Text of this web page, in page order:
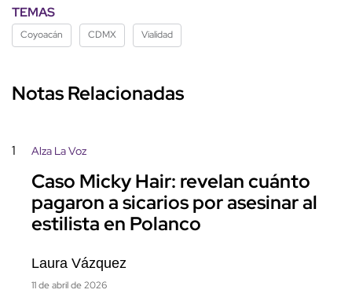
TEMAS
Coyoacán CDMX Vialidad
Notas Relacionadas
1 Alza La Voz
Caso Micky Hair: revelan cuánto
pagaron a sicarios por asesinar al
estilista en Polanco
Laura Vázquez
11 de abril de 2026